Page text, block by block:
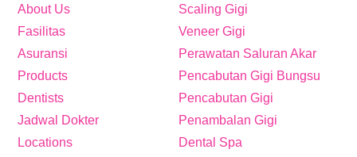
Scaling Gigi
Veneer Gigi
Perawatan Saluran Akar
Pencabutan Gigi Bungsu
Pencabutan Gigi
Penambalan Gigi
Dental Spa
About Us
Fasilitas
Asuransi
Products
Dentists
Jadwal Dokter
Locations